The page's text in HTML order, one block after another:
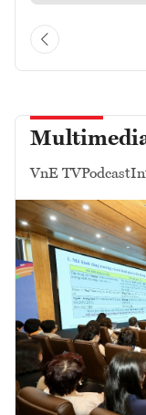
VnE TVPodcast